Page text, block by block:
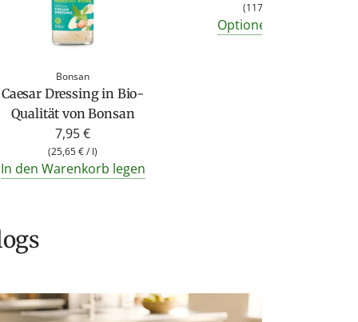
Bonsan
Caesar Dressing in Bio-
Qualität von Bonsan
7,95 €
(25,65 €/ l)
In den Warenkorb legen
(117,86 €
Optionen anzeigen